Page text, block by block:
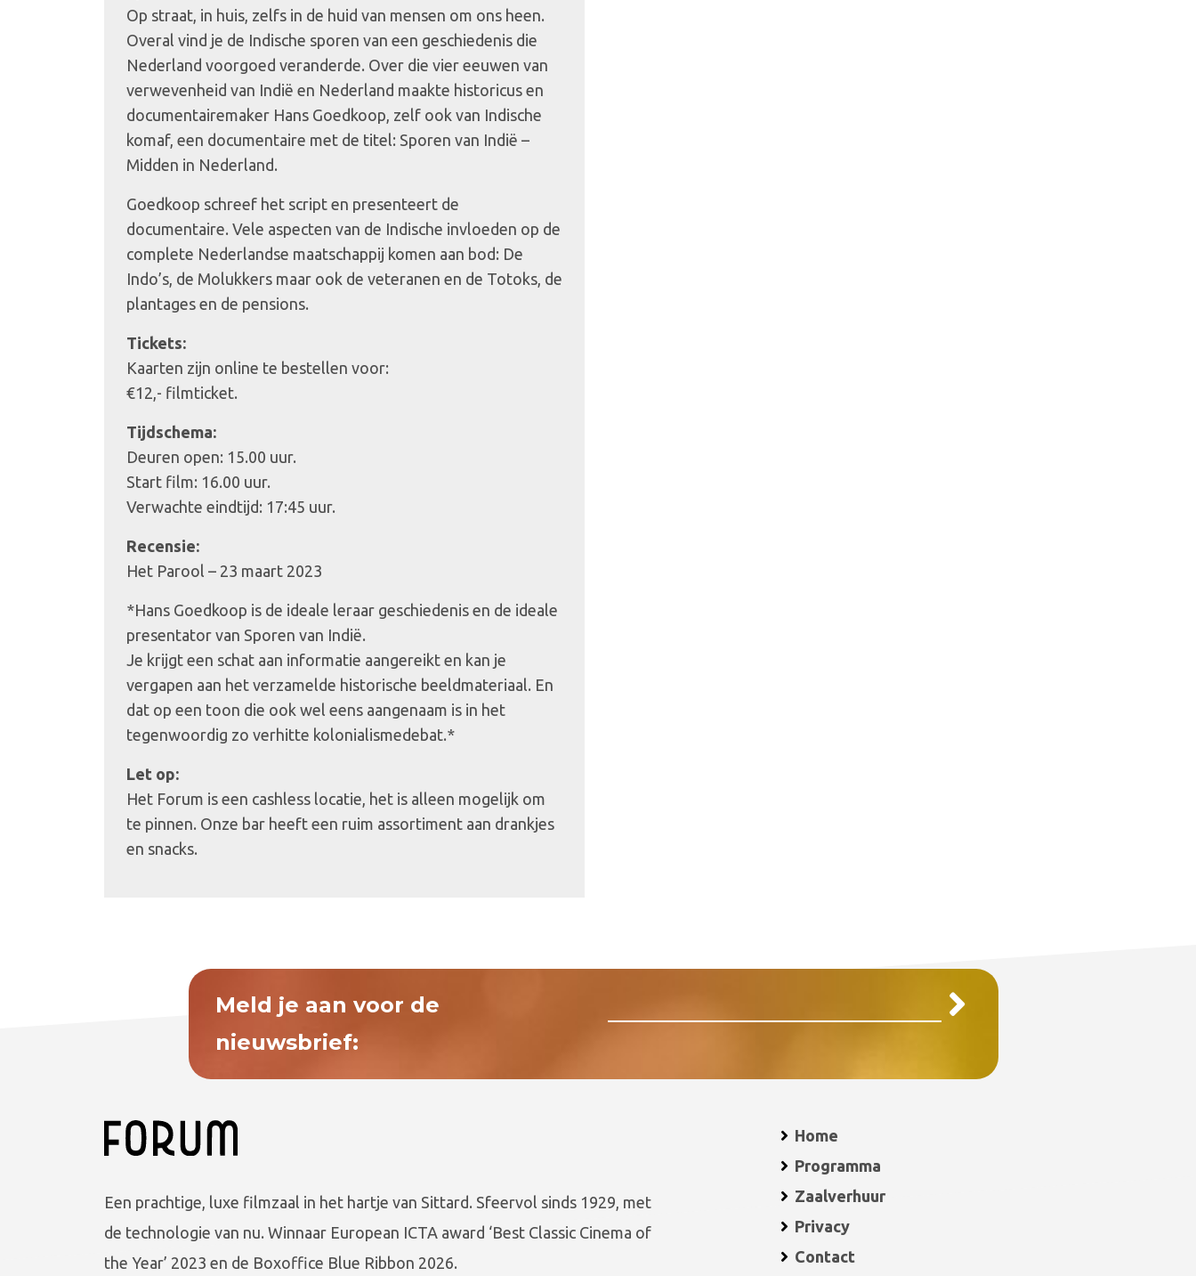
Op straat, in huis, zelfs in de huid van mensen om ons heen.
Overal vind je de Indische sporen van een geschiedenis die
Nederland voorgoed veranderde. Over die vier eeuwen van
verwevenheid van Indië en Nederland maakte historicus en
documentairemaker Hans Goedkoop, zelf ook van Indische
komaf, een documentaire met de titel: Sporen van Indië –
Midden in Nederland.
Goedkoop schreef het script en presenteert de
documentaire. Vele aspecten van de Indische invloeden op de
complete Nederlandse maatschappij komen aan bod: De
Indo’s, de Molukkers maar ook de veteranen en de Totoks, de
plantages en de pensions.
Tickets:
Kaarten zijn online te bestellen voor:
€12,- filmticket.
Tijdschema:
Deuren open: 15.00 uur.
Start film: 16.00 uur.
Verwachte eindtijd: 17:45 uur.
Recensie:
Het Parool – 23 maart 2023
*Hans Goedkoop is de ideale leraar geschiedenis en de ideale
presentator van Sporen van Indië.
Je krijgt een schat aan informatie aangereikt en kan je
vergapen aan het verzamelde historische beeldmateriaal. En
dat op een toon die ook wel eens aangenaam is in het
tegenwoordig zo verhitte kolonialismedebat.*
Let op:
Het Forum is een cashless locatie, het is alleen mogelijk om
te pinnen. Onze bar heeft een ruim assortiment aan drankjes
en snacks.
Meld je aan voor de
nieuwsbrief:
Een prachtige, luxe filmzaal in het hartje van Sittard. Sfeervol sinds 1929, met
de technologie van nu. Winnaar European ICTA award ‘Best Classic Cinema of
the Year’ 2023 en de Boxoffice Blue Ribbon 2026.
Home
Programma
Zaalverhuur
Privacy
Contact